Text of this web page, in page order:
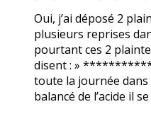
Oui, j’ai déposé 2
plusieurs reprises
pourtant ces 2
disent : » ************
toute la journée dans
balancé de l’acide il